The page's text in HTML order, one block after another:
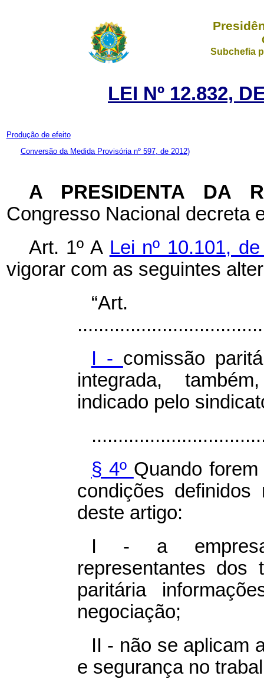
Subchefia
LEI Nº 12.832,
Produção de efeito
Conversão da Medida Provisória nº 597, de 2012)
A PRESIDENTA DA
Congresso Nacional decreta
Art. 1º A Lei nº 10.101,
vigorar com as seguintes
I - comissão
integrada,
indicado pelo
§ 4º Quando
condições
deste artigo:
I - a
representantes dos
paritária
negociação;
II - não se aplicam
e segurança no